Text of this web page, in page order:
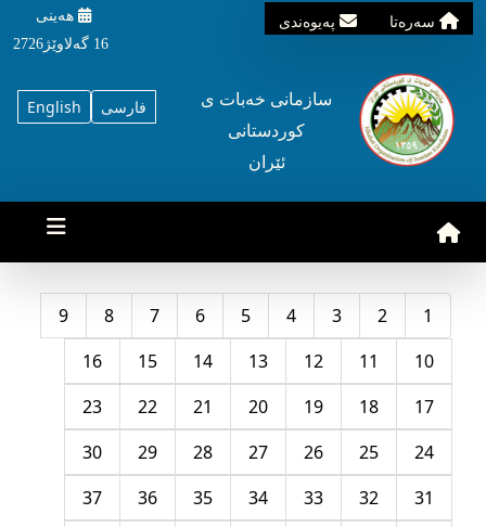
سه‌ره‌تا په‌یوه‌ندی
هه‌ینی
16 گه‌لاوێژ2726
English فارسی
سازمانی خه‌بات ی
کوردستانی
ئێران
1
2
3
4
5
6
7
8
9
10
11
12
13
14
15
16
17
18
19
20
21
22
23
24
25
26
27
28
29
30
31
32
33
34
35
36
37